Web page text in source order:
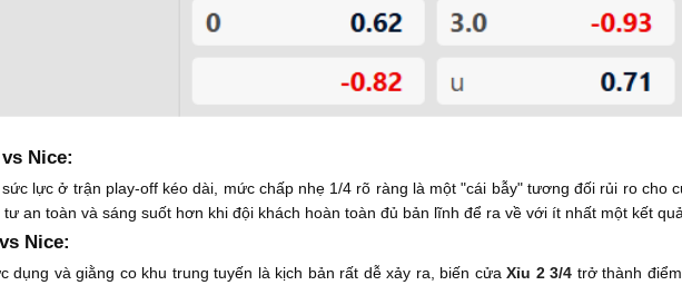
Nice:
lực ở trận play-off kéo dài, mức chấp nhẹ 1/4 rõ ràng là một "cái bẫy" tương đối rủi ro cho
an toàn và sáng suốt hơn khi đội khách hoàn toàn đủ bản lĩnh để ra về với ít nhất một kết
Nice:
dụng và giằng co khu trung tuyến là kịch bản rất dễ xảy ra, biến cửaXỉu 2 3/4 trở thành